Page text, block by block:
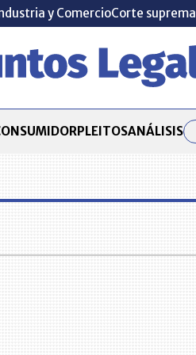
y ComercioCorte suprema
PLEITOSANÁLISIS